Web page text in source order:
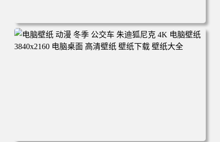
电脑壁纸 完美世界 荒天帝石昊 4K高清动漫壁纸 电脑桌面
高清壁纸 壁纸下载 壁纸大全